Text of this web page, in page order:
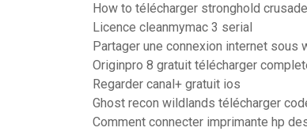
How to télécharger stronghold
Licence cleanmymac 3 serial
Partager une connexion internet sous
Originpro 8 gratuit télécharger
Regarder canal+ gratuit ios
Ghost recon wildlands télécharger
Comment connecter imprimante hp